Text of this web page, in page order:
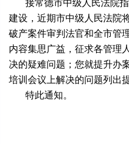
接常德市中级人民法院指
建设，近期市中级人民法院
破产案件审判法官和全市管
内容集思广益，征求各管理
决的疑难问题；您就提升办
培训会议上解决的问题列出
特此通知。